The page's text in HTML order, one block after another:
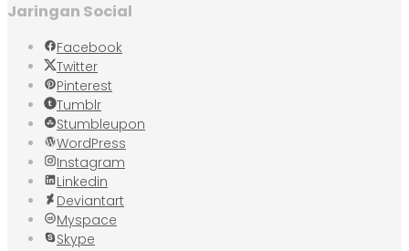
Jaringan Social
Facebook
Twitter
Pinterest
Tumblr
Stumbleupon
WordPress
Instagram
Linkedin
Deviantart
Myspace
Skype